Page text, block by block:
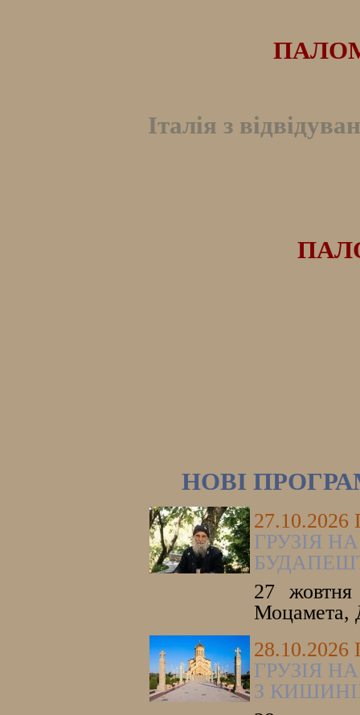
Італія з
НОВІ
27.10.2026
ГРУЗІЯ
27
Моцамета,
28.10.2026
ГРУЗІЯ
З